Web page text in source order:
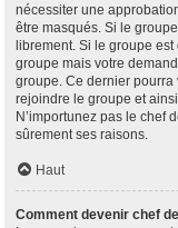
nécessiter une
être masqués. Si le
librement. Si le groupe
groupe mais votre
groupe. Ce dernier
rejoindre le groupe et
N’importunez pas le chef
sûrement ses raisons.
Haut
Comment devenir chef